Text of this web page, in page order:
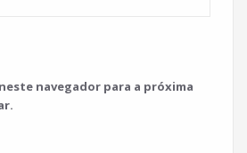
navegador para a próxima